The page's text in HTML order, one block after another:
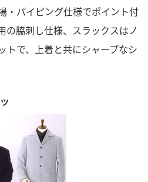
・パイピング仕様でポイント付
の脇刺し仕様、スラックスはノ
トで、上着と共にシャープなシ